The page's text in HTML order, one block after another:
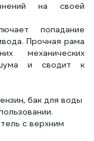
на своей
попадание
Прочная рама
механических
и сводит к
бак для воды
с верхним